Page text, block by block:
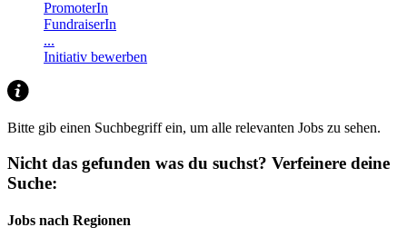
PromoterIn
FundraiserIn
...
Initiativ bewerben
Bitte gib einen Suchbegriff ein, um alle relevanten Jobs zu sehen.
Nicht das gefunden was du suchst? Verfeinere deine
Suche:
Jobs nach Regionen